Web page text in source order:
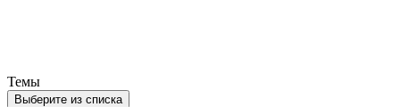
Темы
Выберите из списка